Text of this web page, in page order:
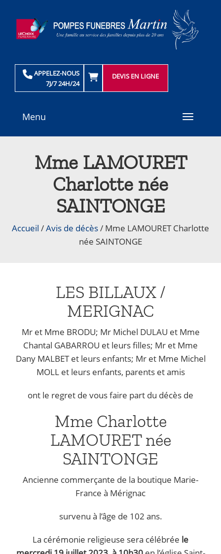
APPELEZ-NOUS
7J/7 24H/24
DEVIS EN LIGNE
Toggle
Menu
Mme LAMOURET
Charlotte née
SAINTONGE
Accueil /Avis de décès/ Mme LAMOURET Charlotte
née SAINTONGE
LES BILLAUX /
MERIGNAC
Mr et Mme BRODU; Mr Michel DULAU et Mme
Chantal GABARROU et leurs filles; Mr et Mme
Dany MALBET et leurs enfants; Mr et Mme Michel
MOLL et leurs enfants, parents et amis
ont le regret de vous faire part du décès de
Mme Charlotte
LAMOURET née
SAINTONGE
Ancienne commerçante de la boutique Marie-
France à Mérignac
survenu à l’âge de 102 ans.
La cérémonie religieuse sera célébrée le